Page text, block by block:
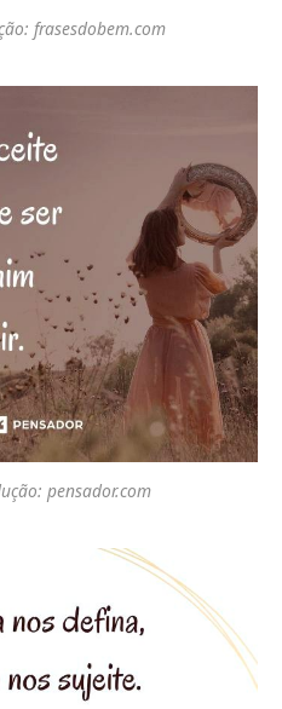
frasesdobem.com
pensador.com